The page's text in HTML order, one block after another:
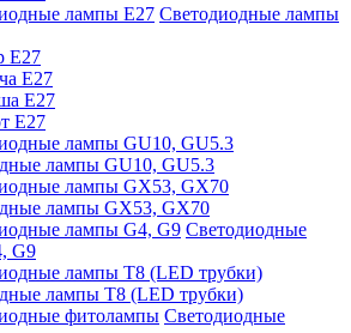
Светодиодные лампы
Е27
Е27
Е27
Е27
лампы GU10, GU5.3
лампы GX53, GX70
Светодиодные
G9
лампы Т8 (LED трубки)
Светодиодные